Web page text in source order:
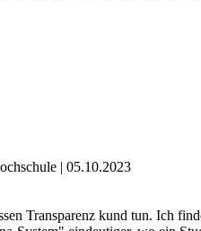
| 05.10.2023
Transparenz kund tun. Ich